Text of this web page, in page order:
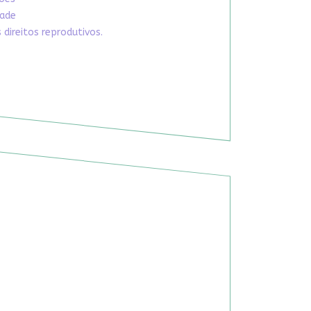
direitos reprodutivos.